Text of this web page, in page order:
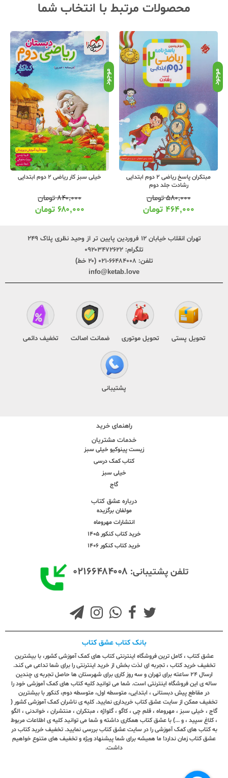
محصولات مرتبط با انتخاب شما
موجود
مبتکران پاسخ ریاضی 2 دوم ابتدایی
رشادت جلد دوم
۵۸۰,۰۰۰تومان
۴۶۴,۰۰۰ تومان
موجود
خیلی سبز کار ریاضی 2 دوم ابتدایی
۸۴۰,۰۰۰تومان
۶۸۰,۰۰۰ تومان
تهران انقلاب خیابان ۱۲ فروردین پایین تر از وحید نظری پلاک ۲۴۹
تلگرام: ۰۹۲۰۳۴۷۲۶۲۲
تلفن: ۶۶۴۸۴۰۰۸-۰۲۱ (۲۰ خط)
info@ketab.love
تحویل پستی تحویل موتوری ضمانت اصالت تخفیف دائمی
پشتیبانی
راهنمای خرید
خدمات مشتریان
زیست پینوکیو خیلی سبز
کتاب کمک درسی
خیلی سبز
گاج
درباره عشق کتاب
مولفان برگزیده
انتشارات مهروماه
خرید کتاب کنکور 1405
خرید کتاب کنکور 1406
تلفن پشتیبانی: ۰۲۱۶۶۴۸۴۰۰۸
بانک کتاب عشق کتاب
عشق کتاب ، کامل ترین فروشگاه اینترنتی کتاب های کمک آموزشی کشور، با بیشترین
تخفیف خرید کتاب ، تجربه ای لذت بخش از خرید اینترنتی را برای شما تداعی می کند.
ارسال ٢٤ ساعته برای تهران و سه روز کاری برای شهرستان ها حاصل تجربه ی چندین
ساله ی این فروشگاه اینترنتی است. شما می توانید کلیه کتاب های کمک آموزشی خود را
در مقاطع پیش دبستانی ، ابتدایی، متوسطه اول، متوسطه دوم، کنکور با بیشترین
تخفیف ممکن از سایت عشق کتاب خریداری نمایید. کلیه ی ناشران کمک آموزشی کشور (
گاج ، خیلی سبز ، مهروماه ، قلم چی ، کاگو ، گلواژه ، مبتکران ، منتشران ، خواندنی ، الگو
، کلاغ سپید ، و ...) با عشق کتاب همکاری داشته و شما می توانید کلیه ی اطلاعات مربوط
به کتاب های کمک آموزشی را در سایت عشق کتاب بررسی نمایید. تخفیف خرید کتاب در
عشق کتاب زمان ندارد! ما همیشه برای شما پیشنهاد ویژه و تخفیف های متنوع خواهیم
داشت.